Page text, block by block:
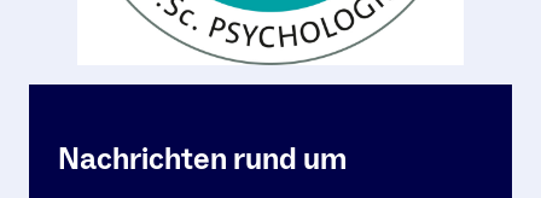
Nachrichten rund um